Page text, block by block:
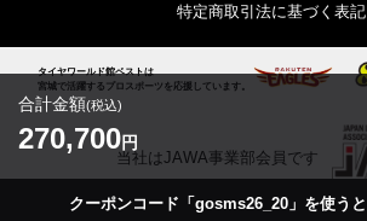
合計金額(税込)
270,700円
クーポンコード「gosms26_20」を使うと
特定商取引法に基づく表記
タイヤワールド館ベストは
宮城で活躍するプロスポーツを応援しています。
当社はJAWA事業部会員です